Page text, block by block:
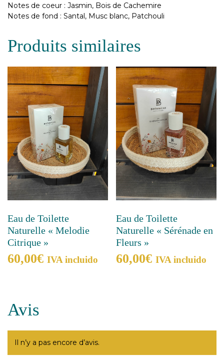
Notes de coeur : Jasmin, Bois de Cachemire
Notes de fond : Santal, Musc blanc, Patchouli
Produits similaires
Eau de Toilette
Naturelle « Melodie
Citrique »
60,00€ IVA incluido
Eau de Toilette
Naturelle « Sérénade en
Fleurs »
60,00€ IVA incluido
Avis
Il n’y a pas encore d’avis.